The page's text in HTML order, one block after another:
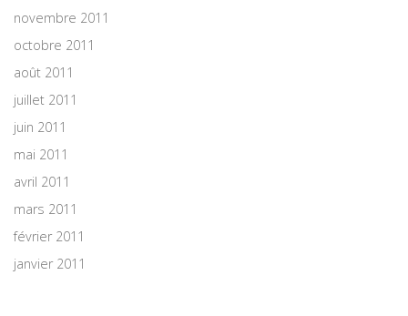
novembre 2011
octobre 2011
août 2011
juillet 2011
juin 2011
mai 2011
avril 2011
mars 2011
février 2011
janvier 2011